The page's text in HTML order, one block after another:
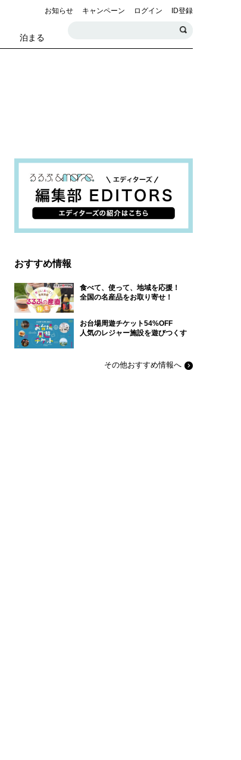
お知らせ キャンペーン ログイン ID登録
泊まる
おすすめ情報
食べて、使って、地域を応援！
全国の名産品をお取り寄せ！
お台場周遊チケット54%OFF
人気のレジャー施設を遊びつくす
その他おすすめ情報へ